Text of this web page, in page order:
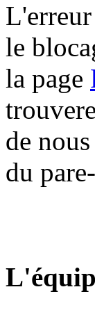
le
la page
de
du